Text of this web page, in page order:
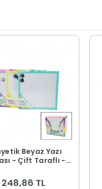
Beyaz Yazı
- Çift Taraflı -
248,86 TL